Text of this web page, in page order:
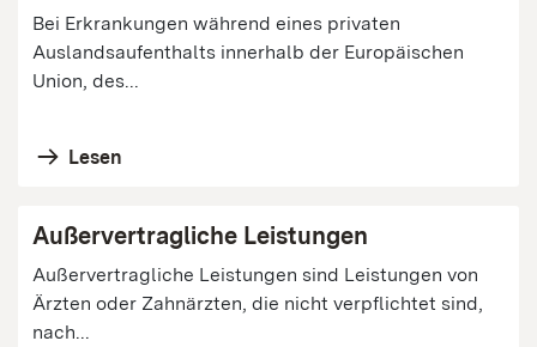
Bei Erkrankungen während eines privaten
Auslandsaufenthalts innerhalb der Europäischen
Union, des...
Lesen
Außervertragliche Leistungen
Außervertragliche Leistungen sind Leistungen von
Ärzten oder Zahnärzten, die nicht verpflichtet sind,
nach...